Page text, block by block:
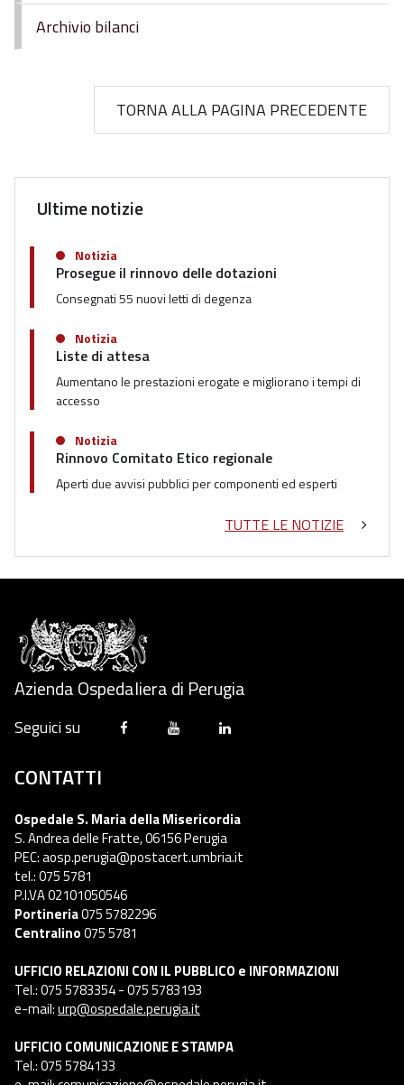
Archivio bilanci
TORNA ALLA PAGINA PRECEDENTE
Ultime notizie
Notizia
Prosegue il rinnovo delle dotazioni
Consegnati 55 nuovi letti di degenza
Notizia
Liste di attesa
Aumentano le prestazioni erogate e migliorano i tempi di
accesso
Notizia
Rinnovo Comitato Etico regionale
Aperti due avvisi pubblici per componenti ed esperti
TUTTE LE NOTIZIE
Azienda Ospedaliera di Perugia
Seguici su
CONTATTI
Ospedale S. Maria della Misericordia
S. Andrea delle Fratte, 06156 Perugia
PEC: aosp.perugia@postacert.umbria.it
tel.: 075 5781
P.I.VA 02101050546
Portineria075 5782296
Centralino075 5781
UFFICIO RELAZIONI CON IL PUBBLICO e INFORMAZIONI
Tel.: 075 5783354 - 075 5783193
e-mail:urp@ospedale.perugia.it
UFFICIO COMUNICAZIONE E STAMPA
Tel.: 075 5784133